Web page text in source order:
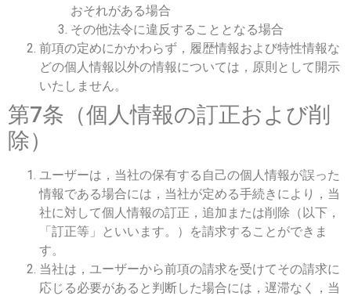
おそれがある場合
その他法令に違反することとなる場合
前項の定めにかかわらず，履歴情報および特性情報な
どの個人情報以外の情報については，原則として開示
いたしません。
第7条（個人情報の訂正および削
除）
ユーザーは，当社の保有する自己の個人情報が誤った
情報である場合には，当社が定める手続きにより，当
社に対して個人情報の訂正，追加または削除（以下，
「訂正等」といいます。）を請求することができま
す。
当社は，ユーザーから前項の請求を受けてその請求に
応じる必要があると判断した場合には，遅滞なく，当